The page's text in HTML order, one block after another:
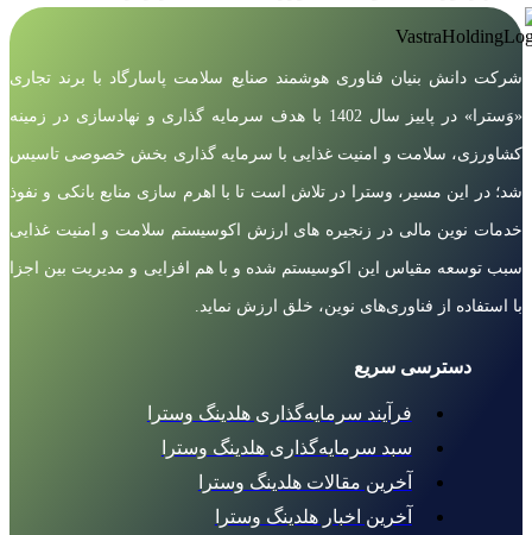
شرکت دانش بنیان فناوری هوشمند صنایع سلامت پاسارگاد با برند تجاری
«وَسترا» در پاییز سال 1402 با هدف سرمایه گذاری و نهادسازی در زمینه
کشاورزی، سلامت و امنیت غذایی با سرمایه گذاری بخش خصوصی تاسیس
شد؛ در این مسیر، وسترا در تلاش است تا با اهرم سازی منابع بانکی و نفوذ
خدمات نوین مالی در زنجیره های ارزش اکوسیستم سلامت و امنیت غذایی
سبب توسعه مقیاس این اکوسیستم شده و با هم افزایی و مدیریت بین اجزا
با استفاده از فناوری‌های نوین، خلق ارزش نماید.
دسترسی سریع
فرآیند سرمایه‌گذاری هلدینگ وسترا
سبد سرمایه‌گذاری هلدینگ وسترا
آخرین مقالات هلدینگ وسترا
آخرین اخبار هلدینگ وسترا